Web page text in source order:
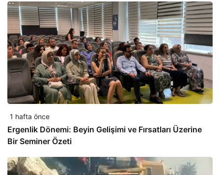
1 hafta önce
Ergenlik Dönemi: Beyin Gelişimi ve Fırsatları Üzerine
Bir Seminer Özeti